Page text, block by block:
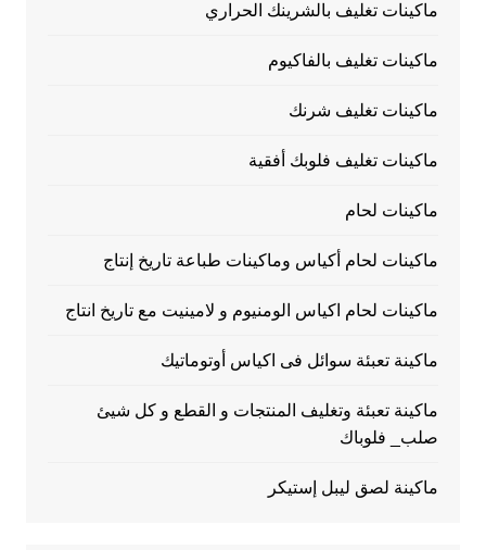
ماكينات تغليف بالشرينك الحراري
ماكينات تغليف بالفاكيوم
ماكينات تغليف شرنك
ماكينات تغليف فلوبك أفقية
ماكينات لحام
ماكينات لحام أكياس وماكينات طباعة تاريخ إنتاج
ماكينات لحام اكياس الومنيوم و لامينيت مع تاريخ انتاج
ماكينة تعبئة سوائل فى اكياس أوتوماتيك
ماكينة تعبئة وتغليف المنتجات و القطع و كل شيئ
صلب_ فلوباك
ماكينة لصق ليبل إستيكر